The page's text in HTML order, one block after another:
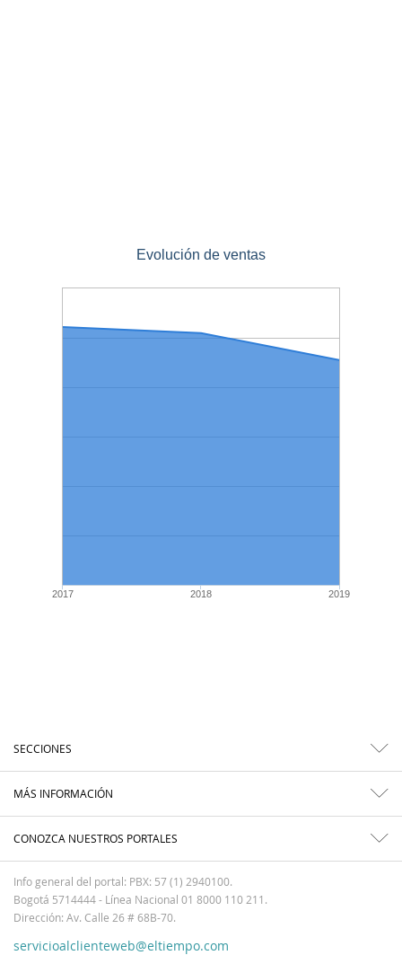
Evolución de ventas
2017 2018 2019
SECCIONES
MÁS INFORMACIÓN
CONOZCA NUESTROS PORTALES
Info general del portal: PBX: 57 (1) 2940100.
Bogotá 5714444 - Línea Nacional 01 8000 110 211.
Dirección: Av. Calle 26 # 68B-70.
servicioalclienteweb@eltiempo.com